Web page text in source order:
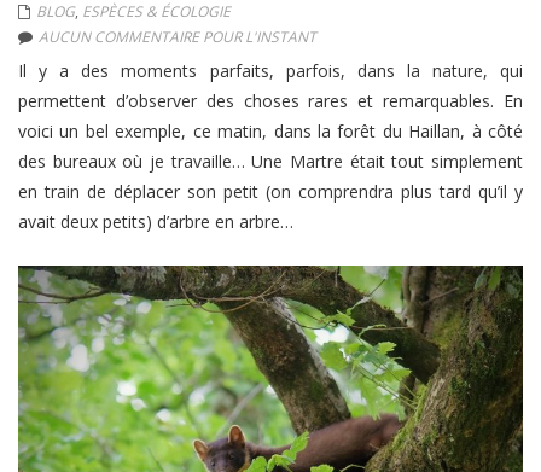
BLOG, ESPÈCES & ÉCOLOGIE
AUCUN COMMENTAIRE POUR L'INSTANT
Il y a des moments parfaits, parfois, dans la nature, qui
permettent d’observer des choses rares et remarquables. En
voici un bel exemple, ce matin, dans la forêt du Haillan, à côté
des bureaux où je travaille… Une Martre était tout simplement
en train de déplacer son petit (on comprendra plus tard qu’il y
avait deux petits) d’arbre en arbre…